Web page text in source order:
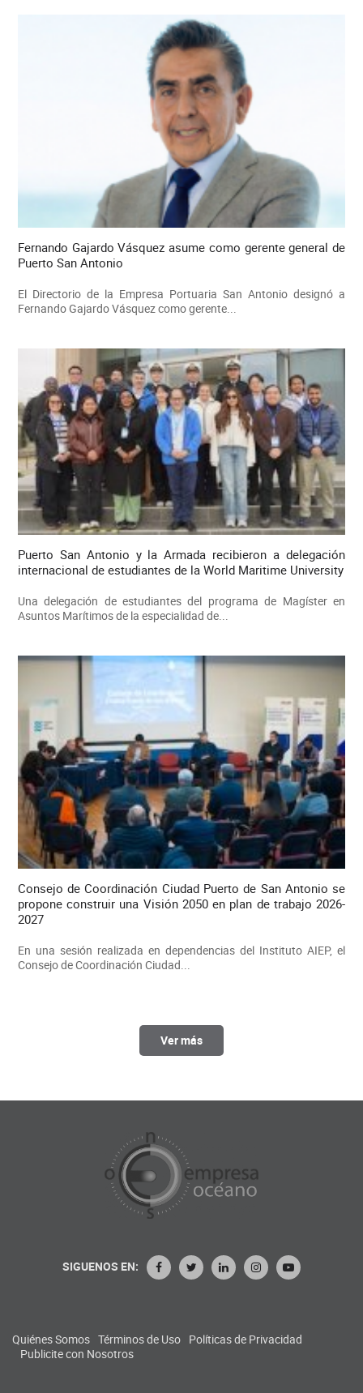
Fernando Gajardo Vásquez asume como gerente general de
Puerto San Antonio
El Directorio de la Empresa Portuaria San Antonio designó a
Fernando Gajardo Vásquez como gerente...
Puerto San Antonio y la Armada recibieron a delegación
internacional de estudiantes de la World Maritime University
Una delegación de estudiantes del programa de Magíster en
Asuntos Marítimos de la especialidad de...
Consejo de Coordinación Ciudad Puerto de San Antonio se
propone construir una Visión 2050 en plan de trabajo 2026-
2027
En una sesión realizada en dependencias del Instituto AIEP, el
Consejo de Coordinación Ciudad...
Ver más
SIGUENOS EN:
Quiénes Somos Términos de Uso Políticas de Privacidad
Publicite con Nosotros